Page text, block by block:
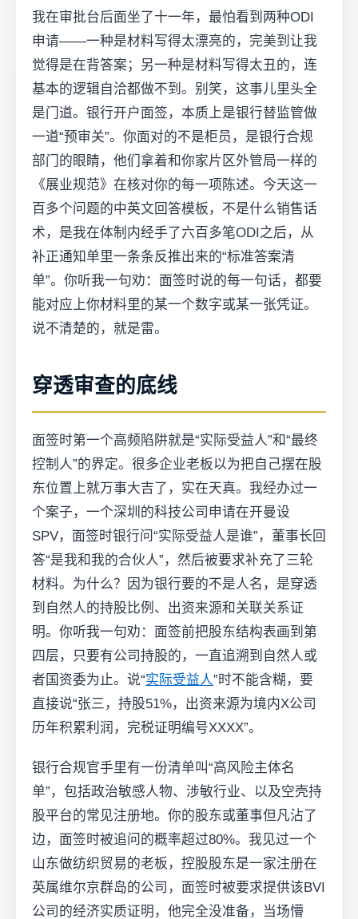
我在审批台后面坐了十一年，最怕看到两种ODI
申请——一种是材料写得太漂亮的，完美到让我
觉得是在背答案；另一种是材料写得太丑的，连
基本的逻辑自洽都做不到。别笑，这事儿里头全
是门道。银行开户面签，本质上是银行替监管做
一道“预审关”。你面对的不是柜员，是银行合规
部门的眼睛，他们拿着和你家片区外管局一样的
《展业规范》在核对你的每一项陈述。今天这一
百多个问题的中英文回答模板，不是什么销售话
术，是我在体制内经手了六百多笔ODI之后，从
补正通知单里一条条反推出来的“标准答案清
单”。你听我一句劝：面签时说的每一句话，都要
能对应上你材料里的某一个数字或某一张凭证。
说不清楚的，就是雷。
穿透审查的底线
面签时第一个高频陷阱就是“实际受益人”和“最终
控制人”的界定。很多企业老板以为把自己摆在股
东位置上就万事大吉了，实在天真。我经办过一
个案子，一个深圳的科技公司申请在开曼设
SPV，面签时银行问“实际受益人是谁”，董事长回
答“是我和我的合伙人”，然后被要求补充了三轮
材料。为什么？因为银行要的不是人名，是穿透
到自然人的持股比例、出资来源和关联关系证
明。你听我一句劝：面签前把股东结构表画到第
四层，只要有公司持股的，一直追溯到自然人或
者国资委为止。说“实际受益人”时不能含糊，要
直接说“张三，持股51%，出资来源为境内X公司
历年积累利润，完税证明编号XXXX”。
银行合规官手里有一份清单叫“高风险主体名
单”，包括政治敏感人物、涉敏行业、以及空壳持
股平台的常见注册地。你的股东或董事但凡沾了
边，面签时被追问的概率超过80%。我见过一个
山东做纺织贸易的老板，控股股东是一家注册在
英属维尔京群岛的公司，面签时被要求提供该BVI
公司的经济实质证明，他完全没准备，当场懵